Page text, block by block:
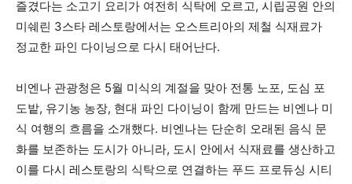
즐겼다는 소고기 요리가 여전히 식탁에 오르고, 시립공원 안의
미쉐린 3스타 레스토랑에서는 오스트리아의 제철 식재료가
정교한 파인 다이닝으로 다시 태어난다.
비엔나 관광청은 5월 미식의 계절을 맞아 전통 노포, 도심 포
도밭, 유기농 농장, 현대 파인 다이닝이 함께 만드는 비엔나 미
식 여행의 흐름을 소개했다. 비엔나는 단순히 오래된 음식 문
화를 보존하는 도시가 아니라, 도시 안에서 식재료를 생산하고
이를 다시 레스토랑의 식탁으로 연결하는 푸드 프로듀싱 시티